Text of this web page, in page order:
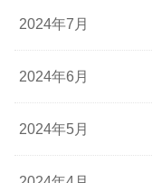
2024年7月
2024年6月
2024年5月